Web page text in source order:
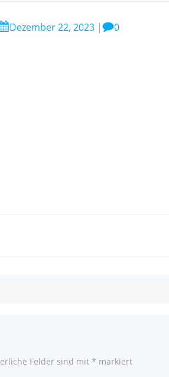
Dezember 22, 2023 | 0
Felder sind mit * markiert